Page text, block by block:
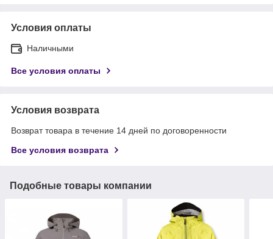
Условия оплаты
Наличными
Все условия оплаты
Условия возврата
Возврат товара в течение 14 дней по договоренности
Все условия возврата
Подобные товары компании